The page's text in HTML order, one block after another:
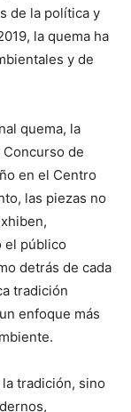
de la política y
la quema ha
y de
quema, la
de
en el Centro
las piezas no
el público
detrás de cada
tradición
enfoque más
tradición, sino